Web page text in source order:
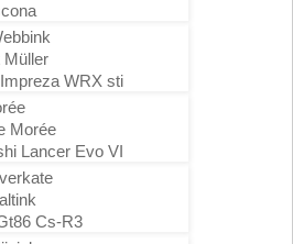
Müller
WRX sti
Morée
Lancer Evo VI
Cs-R3